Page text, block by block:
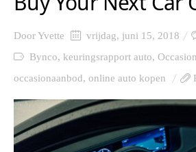
DoorYvette vrijdag, juni 15, 2018
Bynco, keuringsrapport auto,
occasionaanbod, online auto kopen